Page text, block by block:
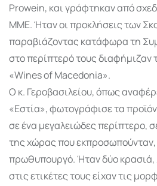
Prowein, και γράφτηκαν από
ΜΜΕ. Ήταν οι προκλήσεις των
παραβιάζοντας κατάφωρα τη
στο περίπτερό τους διαφήμιζαν
«Wines of Macedonia».
Ο κ. Γεροβασιλείου, όπως
«Εστία», φωτογράφισε τα
σε ένα μεγαλειώδες περίπτερο,
της χώρας που εκπροσωπούνταν,
πρωθυπουργό. Ήταν δύο κρασιά,
στις ετικέτες τους είχαν τις